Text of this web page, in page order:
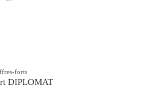
forts
DIPLOMAT